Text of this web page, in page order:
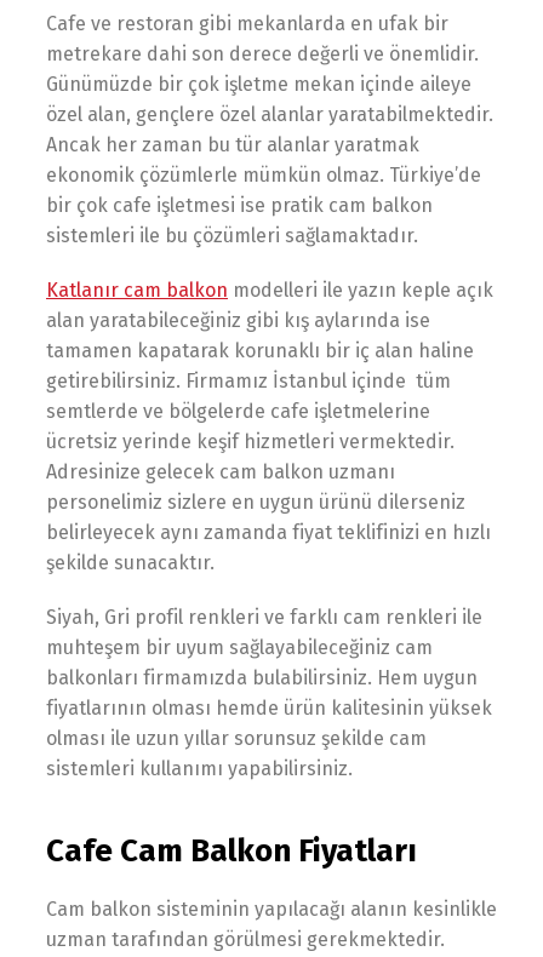
Cafe ve restoran gibi mekanlarda en ufak bir
metrekare dahi son derece değerli ve önemlidir.
Günümüzde bir çok işletme mekan içinde aileye
özel alan, gençlere özel alanlar yaratabilmektedir.
Ancak her zaman bu tür alanlar yaratmak
ekonomik çözümlerle mümkün olmaz. Türkiye’de
bir çok cafe işletmesi ise pratik cam balkon
sistemleri ile bu çözümleri sağlamaktadır.
Katlanır cam balkon modelleri ile yazın keple açık
alan yaratabileceğiniz gibi kış aylarında ise
tamamen kapatarak korunaklı bir iç alan haline
getirebilirsiniz. Firmamız İstanbul içinde tüm
semtlerde ve bölgelerde cafe işletmelerine
ücretsiz yerinde keşif hizmetleri vermektedir.
Adresinize gelecek cam balkon uzmanı
personelimiz sizlere en uygun ürünü dilerseniz
belirleyecek aynı zamanda fiyat teklifinizi en hızlı
şekilde sunacaktır.
Siyah, Gri profil renkleri ve farklı cam renkleri ile
muhteşem bir uyum sağlayabileceğiniz cam
balkonları firmamızda bulabilirsiniz. Hem uygun
fiyatlarının olması hemde ürün kalitesinin yüksek
olması ile uzun yıllar sorunsuz şekilde cam
sistemleri kullanımı yapabilirsiniz.
Cafe Cam Balkon Fiyatları
Cam balkon sisteminin yapılacağı alanın kesinlikle
uzman tarafından görülmesi gerekmektedir.